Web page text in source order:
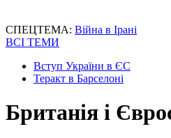
СПЕЦТЕМА: Війна в Ірані
ВСІ ТЕМИ
Вступ України в ЄС
Теракт в Барселоні
Британія і